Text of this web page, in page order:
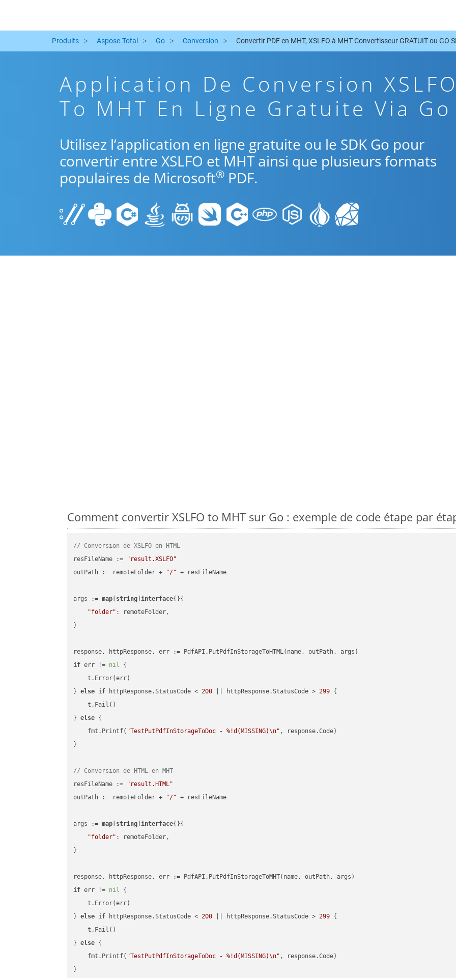
Produits Aspose.Total Go Conversion Convertir PDF en MHT, XSLFO à MHT Convertisseur GRATUIT ou GO
Application De Conversion
To MHT En Ligne Gratuite Via Go
Utilisez l’application en ligne gratuite ou le SDK Go pour
convertir entre XSLFO et MHT ainsi que plusieurs formats
populaires de Microsoft® PDF.
Comment convertir XSLFO to MHT sur Go : exemple de code étape par
// Conversion de XSLFO en HTML
resFileName :=
"result.XSLFO"
outPath := remoteFolder +
"/" + resFileName
args := map string ]interface{}{
"folder" : remoteFolder,
}
if err != nil {
    t.Error(err)
} else if httpResponse.StatusCode < 200 || httpResponse.StatusCode > 299 {
    t.Fail()
} else {
    fmt.Printf(
"TestPutPdfInStorageToDoc - %!d(MISSING)\n" , response.Code)
}
// Conversion de HTML en MHT
resFileName :=
"result.HTML"
outPath := remoteFolder +
"/" + resFileName
args := map string ]interface{}{
"folder" : remoteFolder,
}
if err != nil {
    t.Error(err)
} else if httpResponse.StatusCode < 200 || httpResponse.StatusCode > 299 {
    t.Fail()
} else {
    fmt.Printf(
"TestPutPdfInStorageToDoc - %!d(MISSING)\n" , response.Code)